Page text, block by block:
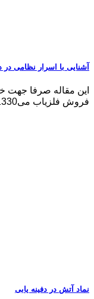
آشنایی با اسرار نظامی در
این مقاله صرفا جهت
فروش فلزیاب می09102191330
نماد آتش در دفینه یابی